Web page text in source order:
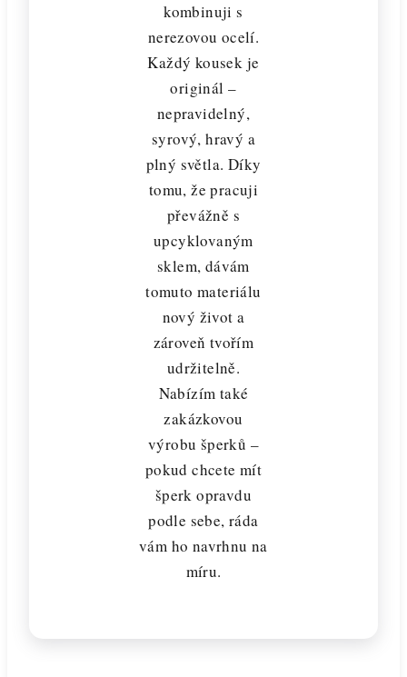
kombinuji s
nerezovou ocelí.
Každý kousek je
originál –
nepravidelný,
syrový, hravý a
plný světla. Díky
tomu, že pracuji
převážně s
upcyklovaným
sklem, dávám
tomuto materiálu
nový život a
zároveň tvořím
udržitelně.
Nabízím také
zakázkovou
výrobu šperků –
pokud chcete mít
šperk opravdu
podle sebe, ráda
vám ho navrhnu na
míru.